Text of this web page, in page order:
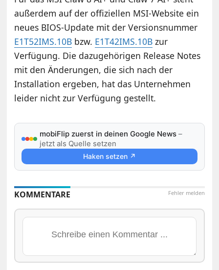
außerdem auf der offiziellen MSI-Website ein
neues BIOS-Update mit der Versionsnummer
E1T52IMS.10B bzw. E1T42IMS.10B zur
Verfügung. Die dazugehörigen Release Notes
mit den Änderungen, die sich nach der
Installation ergeben, hat das Unternehmen
leider nicht zur Verfügung gestellt.
mobiFlip zuerst in deinen Google News –
jetzt als Quelle setzen
Haken setzen ↗
Fehler melden
KOMMENTARE